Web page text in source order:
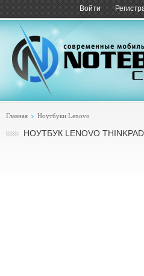
Войти
Главная Ноутбуки Lenovo
НОУТБУК LENOVO